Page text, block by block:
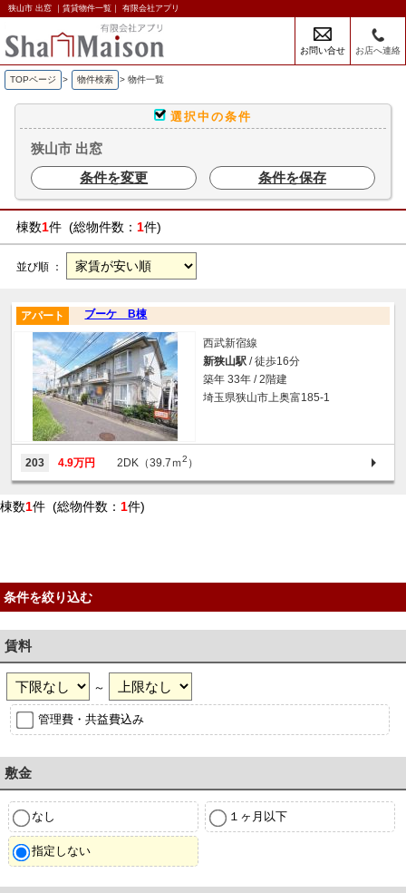
狭山市 出窓 ｜賃貸物件一覧｜ 有限会社アプリ
お問い合せ お店へ連絡
TOPページ > 物件検索 > 物件一覧
選択中の条件
狭山市 出窓
条件を変更
条件を保存
棟数1件 (総物件数： 1件)
並び順 ：
ブーケ B棟
アパート
西武新宿線
新狭山駅 / 徒歩16分
築年 33年 / 2階建
埼玉県狭山市上奥富185-1
203 4.9万円 2DK（39.7ｍ2 ）
棟数1件 (総物件数： 1件)
条件を絞り込む
賃料
～
管理費・共益費込み
敷金
なし １ヶ月以下
指定しない